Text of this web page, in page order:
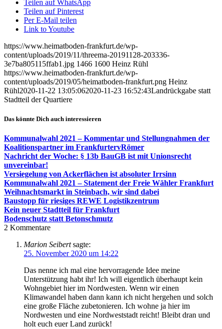
Teilen auf WhatsApp
Teilen auf Pinterest
Per E-Mail teilen
Link to Youtube
https://www.heimatboden-frankfurt.de/wp-
content/uploads/2019/11/threema-20191128-203336-
3e7ba805115ffab1.jpg 1466 1600 Heinz Rühl
https://www.heimatboden-frankfurt.de/wp-
content/uploads/2019/05/heimatboden-frankfurt.png Heinz
Rühl2020-11-22 13:05:062020-11-23 16:52:43Landrückgabe statt
Stadtteil der Quartiere
Das könnte Dich auch interessieren
Kommunalwahl 2021 – Kommentar und Stellungnahmen der
Koalitionspartner im FrankfurtervRömer
Nachricht der Woche: § 13b BauGB ist mit Unionsrecht
unvereinbar!
Versiegelung von Ackerflächen ist absoluter Irrsinn
Kommunalwahl 2021 – Statement der Freie Wähler Frankfurt
Weihnachtsmarkt in Steinbach, wir sind dabei
Baustopp für riesiges REWE Logistikzentrum
Kein neuer Stadtteil für Frankfurt
Bodenschutz statt Betonschmutz
2 Kommentare
Marion Seibert sagte:
25. November 2020 um 14:22
Das nenne ich mal eine hervorragende Idee meine
Unterstützung habt ihr! Ich will eigentlich überhaupt kein
Wohngebiet hier im Nordwesten. Wenn wir einen
Klimawandel haben dann kann ich nicht hergehen und solch
eine große Fläche zubetonieren. Ich wohne ja hier im
Nordwesten und eine Nordweststadt reicht! Bleibt dran und
holt euch euer Land zurück!